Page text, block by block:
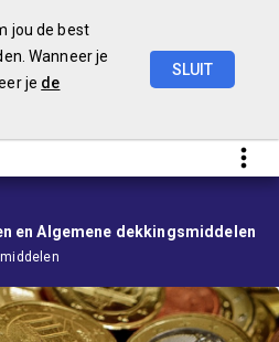
jou de best
Wanneer je
je de
SLUIT
en Algemene dekkingsmiddelen